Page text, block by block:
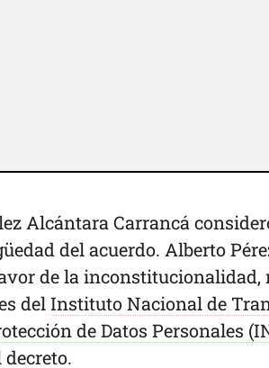
Alcántara Carrancá
del acuerdo. Alberto
de la inconstitucionalidad,
delInstituto Nacional de
de Datos Personales